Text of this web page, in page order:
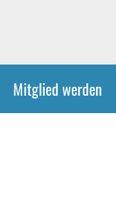
Mitglied werden